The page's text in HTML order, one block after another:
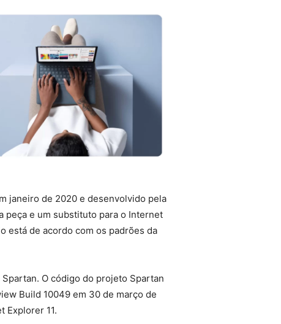
janeiro de 2020 e desenvolvido pela
peça e um substituto para o Internet
está de acordo com os padrões da
O código do projeto Spartan
Build 10049 em 30 de março de
Explorer 11.